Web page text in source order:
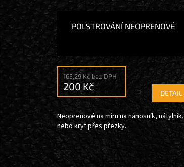
POLSTROVÁNÍ NEOPRENOVÉ
165,29 Kč bez DPH
200 Kč
DETAIL
Neoprenové na míru na nánosník, nátylník,
nebo kryt přes přezky.